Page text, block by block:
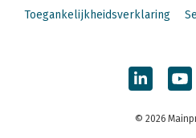
Toegankelijkheidsverklaring
© 2026